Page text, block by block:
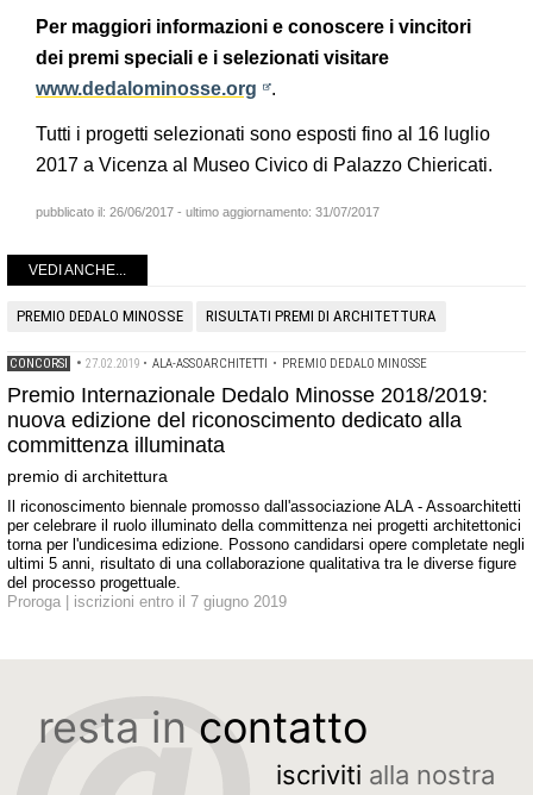
Per maggiori informazioni e conoscere i vincitori
dei premi speciali e i selezionati visitare
www.dedalominosse.org
.
Tutti i progetti selezionati sono esposti fino al 16 luglio
2017 a Vicenza al Museo Civico di Palazzo Chiericati.
pubblicato il: 26/06/2017 - ultimo aggiornamento: 31/07/2017
VEDI ANCHE...
PREMIO DEDALO MINOSSE RISULTATI PREMI DI ARCHITETTURA
CONCORSI • 27.02.2019 • ALA-ASSOARCHITETTI • PREMIO DEDALO MINOSSE
Premio Internazionale Dedalo Minosse 2018/2019:
nuova edizione del riconoscimento dedicato alla
committenza illuminata
premio di architettura
Il riconoscimento biennale promosso dall'associazione ALA - Assoarchitetti
per celebrare il ruolo illuminato della committenza nei progetti architettonici
torna per l'undicesima edizione. Possono candidarsi opere completate negli
ultimi 5 anni, risultato di una collaborazione qualitativa tra le diverse figure
del processo progettuale.
Proroga | iscrizioni entro il 7 giugno 2019
resta in contatto
iscriviti alla nostra